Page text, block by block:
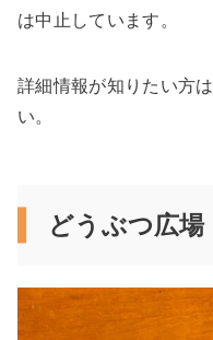
は中止しています。
詳細情報が知りたい方は
い。
どうぶつ広場